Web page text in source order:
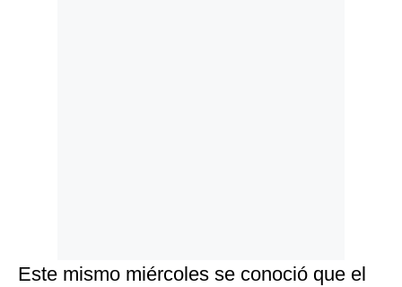
Este mismo miércoles se conoció que el